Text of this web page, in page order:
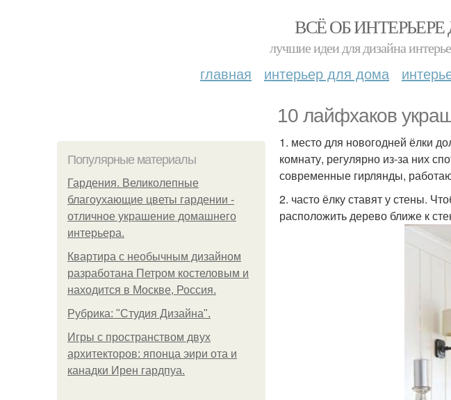
ВСЁ ОБ
лучшие идеи для дизайна
главная интерьер для дома
10 лайфхаков
Популярные материалы
Гардения. Великолепные
благоухающие цветы гардении -
отличное украшение домашнего
интерьера.
Квартира с необычным дизайном
разработана Петром костеловым и
находится в Москве, Россия.
Рубрика: "Студия Дизайна".
Игры с пространством двух
архитекторов: японца эири ота и
канадки Ирен гардпуа.
1. место для новогодней ёлки
комнату, регулярно из-за них
современные гирлянды,
2. часто ёлку ставят у стены.
расположить дерево ближе к